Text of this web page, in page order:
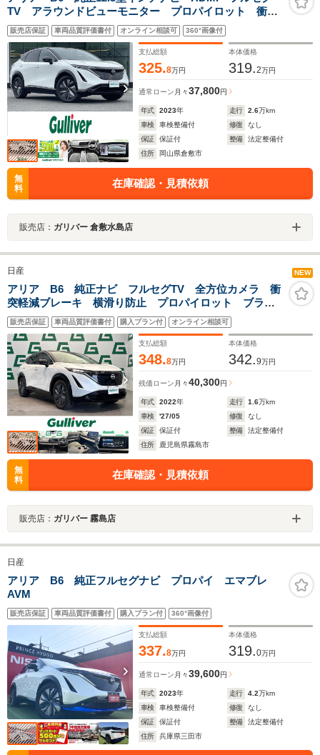
TV アラウンドビューモニター プロパイロット 衝突
軽減ブレーキ 車線逸脱制御機能 踏み間違い防止アシ
スト ETC2.0 ドライブレコーダー スマートキー
販売店保証 車両品質評価書付 オンライン相談可 360°画像付
支払総額
325.8万円
本体価格
319.2万円
通常ローン 月々37,800円
年式 2023年 走行 2.6万km
車検
車検整備付 修復
なし
保証
保証付 整備
法定整備付
住所
岡山県倉敷市
無
料
在庫確認・見積依頼
販売店： ガリバー 倉敷水島店
日産 NEW
アリア B6 純正ナビ フルセグTV 全方位カメラ 衝
突軽減ブレーキ 横滑り防止 プロパイロット ブライ
ンドスポットモニター インテリジェントルームミラ
ー ハーフレザーシート シートヒーター ドライブレ
コーダー
販売店保証 車両品質評価書付 購入プラン付 オンライン相談可
支払総額
348.8万円
本体価格
342.9万円
残価ローン 月々40,300円
年式 2022年 走行 1.6万km
車検
'27/05 修復
なし
保証
保証付 整備
法定整備付
住所
鹿児島県霧島市
無
料
在庫確認・見積依頼
販売店： ガリバー 霧島店
日産
アリア B6 純正フルセグナビ プロパイ エマブレ
AVM
販売店保証 車両品質評価書付 購入プラン付 360°画像付
支払総額
337.8万円
本体価格
319.0万円
通常ローン 月々39,600円
年式 2023年 走行 4.2万km
車検
車検整備付 修復
なし
保証
保証付 整備
法定整備付
住所
兵庫県三田市